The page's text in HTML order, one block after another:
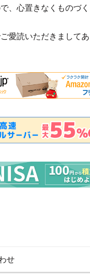
、心置きなくものづく
愛読いただきまして
せ